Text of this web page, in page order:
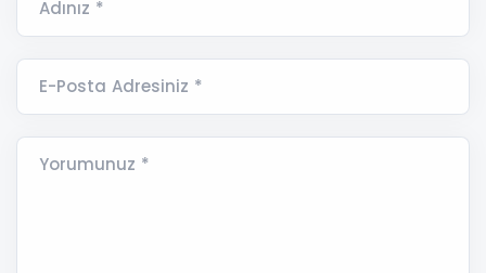
Adınız *
E-Posta Adresiniz *
Yorumunuz *